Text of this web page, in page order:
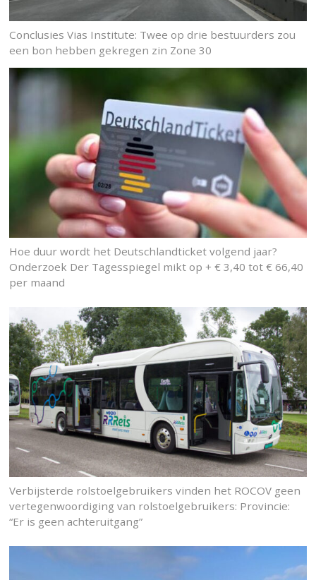
Conclusies Vias Institute: Twee op drie bestuurders zou
een bon hebben gekregen zin Zone 30
Hoe duur wordt het Deutschlandticket volgend jaar?
Onderzoek Der Tagesspiegel mikt op + € 3,40 tot € 66,40
per maand
Verbijsterde rolstoelgebruikers vinden het ROCOV geen
vertegenwoordiging van rolstoelgebruikers: Provincie:
“Er is geen achteruitgang”